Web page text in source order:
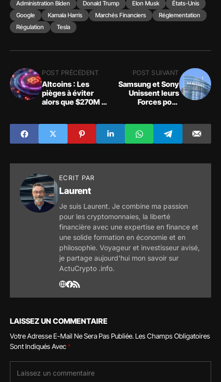
Administration Biden Donald Trump Elon Musk
États-Unis
Google
Kamala Harris Marchés Financiers
Réglementation
Régulation
Tesla
POST PRÉCÉDENT
Altcoins : Les
pièges à éviter
alors que $270M de
POST SUIVANT
Samsung et Sony
Unissent leurs
Forces pour
Soneium
ECRIT PAR
Laurent
Je suis Laurent. Je combine ma passion
pour les cryptomonnaies, la liberté
financière avec une expertise en finance et
une solide formation en économie et en
philosophie. Voyageur et investisseur avisé,
je partage aujourd'hui mon savoir sur
ActuCrypto .info.
LAISSEZ UN COMMENTAIRE
Votre Adresse E-Mail Ne Sera Pas Publiée. Les Champs Obligatoires
Sont Indiqués Avec*